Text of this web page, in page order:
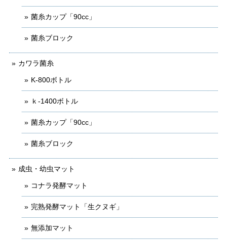
菌糸カップ「90cc」
菌糸ブロック
カワラ菌糸
K-800ボトル
ｋ-1400ボトル
菌糸カップ「90cc」
菌糸ブロック
成虫・幼虫マット
コナラ発酵マット
完熟発酵マット「生クヌギ」
無添加マット